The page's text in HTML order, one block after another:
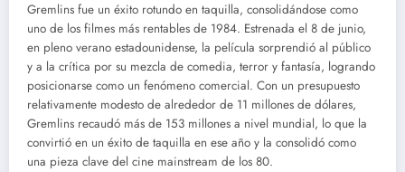
Gremlins fue un éxito rotundo en taquilla, consolidándose como
uno de los filmes más rentables de 1984. Estrenada el 8 de junio,
en pleno verano estadounidense, la película sorprendió al público
y a la crítica por su mezcla de comedia, terror y fantasía, logrando
posicionarse como un fenómeno comercial. Con un presupuesto
relativamente modesto de alrededor de 11 millones de dólares,
Gremlins recaudó más de 153 millones a nivel mundial, lo que la
convirtió en un éxito de taquilla en ese año y la consolidó como
una pieza clave del cine mainstream de los 80.